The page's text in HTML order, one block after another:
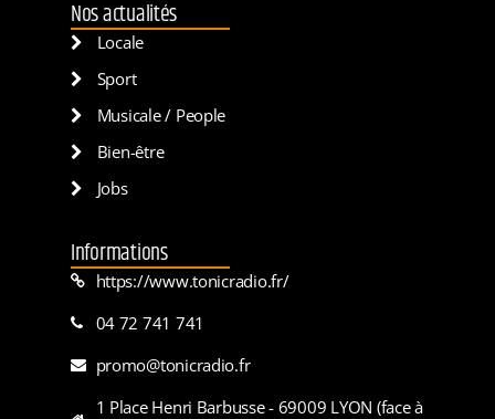
Nos actualités
Locale
Sport
Musicale / People
Bien-être
Jobs
Informations
https://www.tonicradio.fr/
04 72 741 741
promo@tonicradio.fr
1 Place Henri Barbusse - 69009 LYON (face à